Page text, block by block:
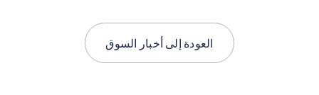
العودة إلىأخبار السوق